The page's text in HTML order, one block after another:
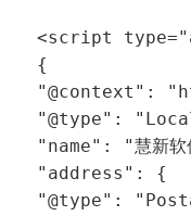
<script type=
{
"@context" :
"@type" :
"name" : "慧新软
"address" : {
"@type" :